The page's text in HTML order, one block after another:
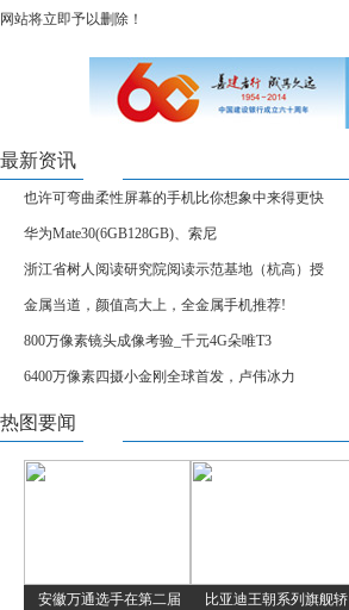
网站将立即予以删除！
最新资讯
也许可弯曲柔性屏幕的手机比你想象中来得更快
华为Mate30(6GB128GB)、索尼
浙江省树人阅读研究院阅读示范基地（杭高）授
金属当道，颜值高大上，全金属手机推荐!
800万像素镜头成像考验_千元4G朵唯T3
6400万像素四摄小金刚全球首发，卢伟冰力
热图要闻
安徽万通选手在第二届 比亚迪王朝系列旗舰轿